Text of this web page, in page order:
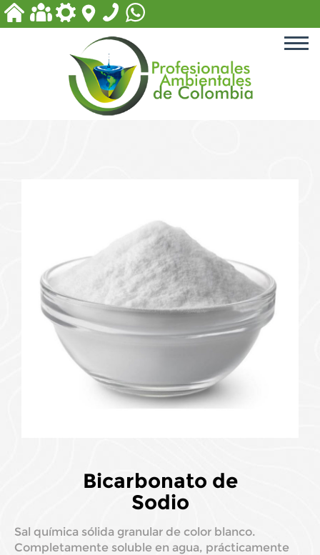
ACCESORIOS PARA PISCINA
EQUIPOS PARA PLANTAS
DE TRATAMIENTO
PRODUCTOS PARA PISCINAS
Bicarbonato de
Sodio
Sal química sólida granular de color blanco.
Completamente soluble en agua, prácticamente